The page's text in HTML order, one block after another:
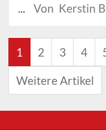
...
Von Kerstin
1 2 3 4
Weitere Artikel